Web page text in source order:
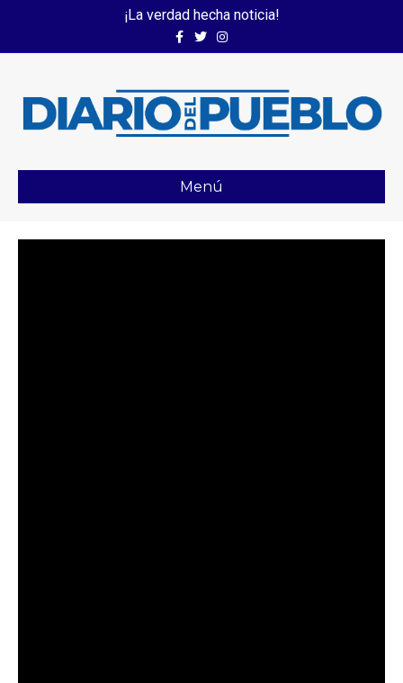
¡La verdad hecha noticia!
FacebookTwitterInstagram
Menú